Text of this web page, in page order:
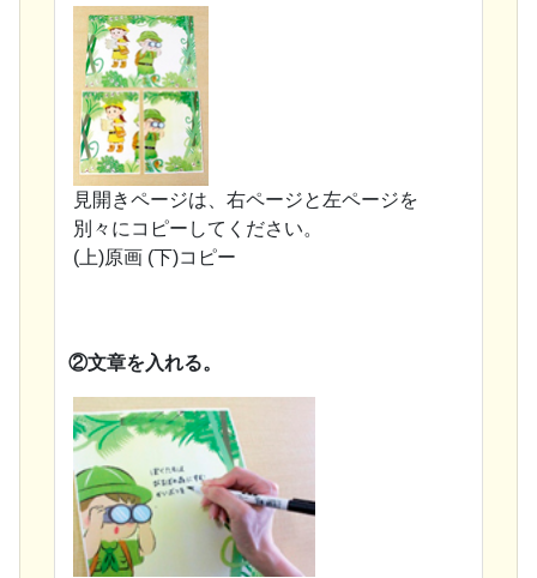
見開きページは、右ページと左ページを
別々にコピーしてください。
(上)原画 (下)コピー
②文章を入れる。